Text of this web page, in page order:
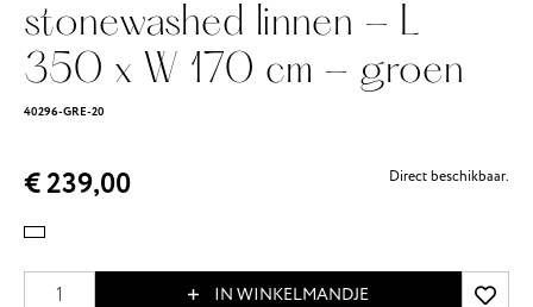
stonewashed linnen - L
350 x W 170 cm - groen
40296-GRE-20
€ 239,00 Direct beschikbaar.
IN WINKELMANDJE